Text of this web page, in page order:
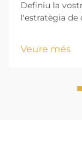
Definiu la
l'estratègia de
requisits
Veure més